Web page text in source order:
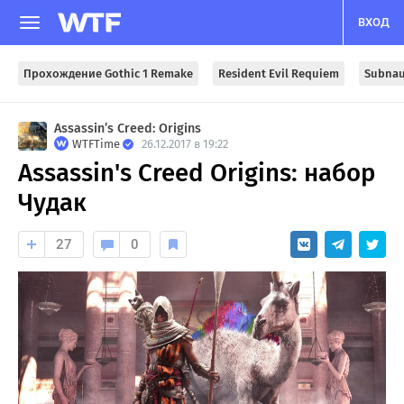
ВХОД
Прохождение Gothic 1 Remake Resident Evil Requiem
Assassin’s Creed: Origins
WTFTime 26.12.2017 в 19:22
Assassin's Creed Origins: набор
Чудак
27 0